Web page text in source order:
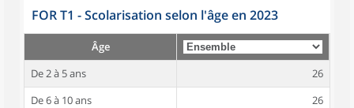
FOR T1 - Scolarisation selon l'âge en 2023
Âge
De 2 à 5 ans
26
De 6 à 10 ans
26